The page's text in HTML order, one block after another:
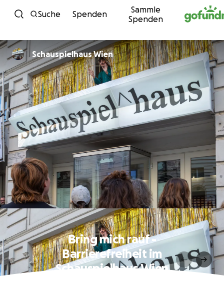
Zum Inhalt
Suche Spenden
Sammle
Spenden
Schauspielhaus Wien
Bring mich rauf -
Barrierefreiheit im
Schauspielhaus Wien